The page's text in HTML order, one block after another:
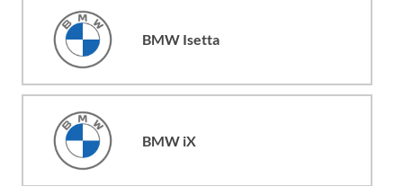
BMW Isetta
BMW iX